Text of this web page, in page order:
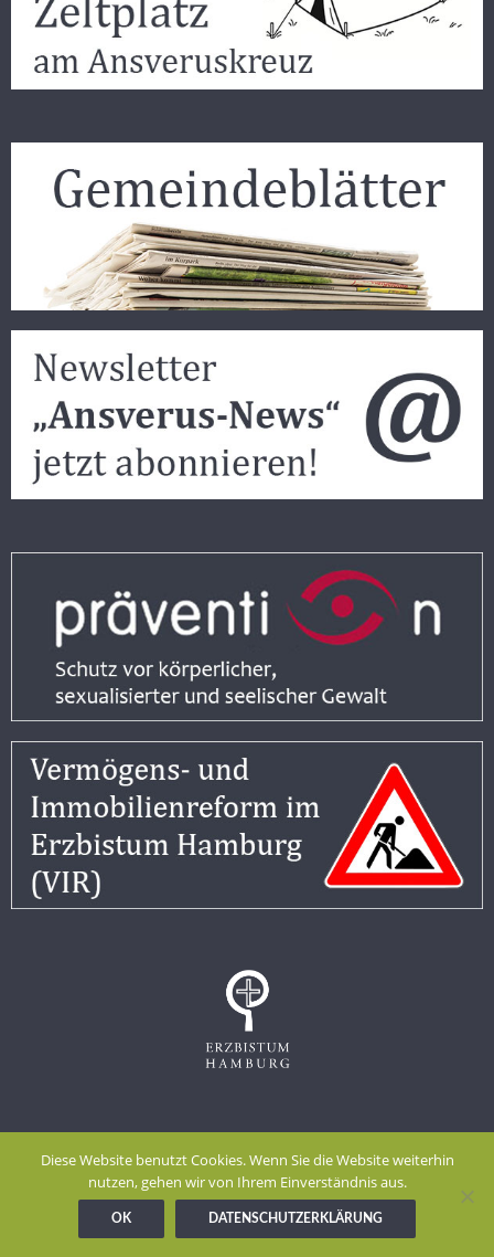
Impressum
Datenschutzerklärung
Meldestelle gem. Hinweisgeberschutzgesetz
Diese Website benutzt Cookies. Wenn Sie die Website weiterhin
nutzen, gehen wir von Ihrem Einverständnis aus.
OK DATENSCHUTZERKLÄRUNG